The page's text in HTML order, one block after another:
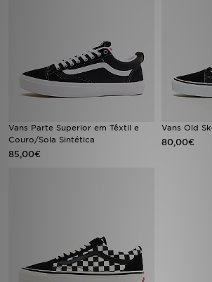
Vans Parte Superior em Têxtil e
Couro/Sola Sintética
85,00€
Vans Old
80,00€
SUBSCREVE
ESTADO DO TEU PEDIDO
ATENÇÃO AO CLIENTE